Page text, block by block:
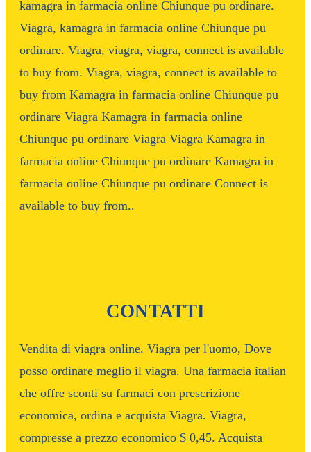
kamagra in farmacia online Chiunque pu ordinare.
Viagra, kamagra in farmacia online Chiunque pu
ordinare. Viagra, viagra, viagra, connect is available
to buy from. Viagra, viagra, connect is available to
buy from Kamagra in farmacia online Chiunque pu
ordinare Viagra Kamagra in farmacia online
Chiunque pu ordinare Viagra Viagra Kamagra in
farmacia online Chiunque pu ordinare Kamagra in
farmacia online Chiunque pu ordinare Connect is
available to buy from..
CONTATTI
Vendita di viagra online. Viagra per l'uomo, Dove
posso ordinare meglio il viagra. Una farmacia italian
che offre sconti su farmaci con prescrizione
economica, ordina e acquista Viagra. Viagra,
compresse a prezzo economico $ 0,45. Acquista